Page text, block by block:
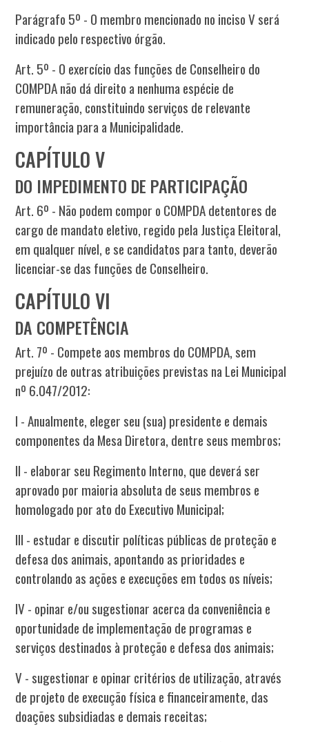
Parágrafo 5º - O membro mencionado no inciso V será
indicado pelo respectivo órgão.
Art. 5º - O exercício das funções de Conselheiro do
COMPDA não dá direito a nenhuma espécie de
remuneração, constituindo serviços de relevante
importância para a Municipalidade.
CAPÍTULO V
DO IMPEDIMENTO DE PARTICIPAÇÃO
Art. 6º - Não podem compor o COMPDA detentores de
cargo de mandato eletivo, regido pela Justiça Eleitoral,
em qualquer nível, e se candidatos para tanto, deverão
licenciar-se das funções de Conselheiro.
CAPÍTULO VI
DA COMPETÊNCIA
Art. 7º - Compete aos membros do COMPDA, sem
prejuízo de outras atribuições previstas na Lei Municipal
nº 6.047/2012:
I - Anualmente, eleger seu (sua) presidente e demais
componentes da Mesa Diretora, dentre seus membros;
II - elaborar seu Regimento Interno, que deverá ser
aprovado por maioria absoluta de seus membros e
homologado por ato do Executivo Municipal;
III - estudar e discutir políticas públicas de proteção e
defesa dos animais, apontando as prioridades e
controlando as ações e execuções em todos os níveis;
IV - opinar e/ou sugestionar acerca da conveniência e
oportunidade de implementação de programas e
serviços destinados à proteção e defesa dos animais;
V - sugestionar e opinar critérios de utilização, através
de projeto de execução física e financeiramente, das
doações subsidiadas e demais receitas;